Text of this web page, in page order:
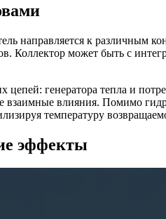
направляется к различным
Коллектор может быть с
цепей: генератора тепла и
влияния. Помимо
температуру
эффекты